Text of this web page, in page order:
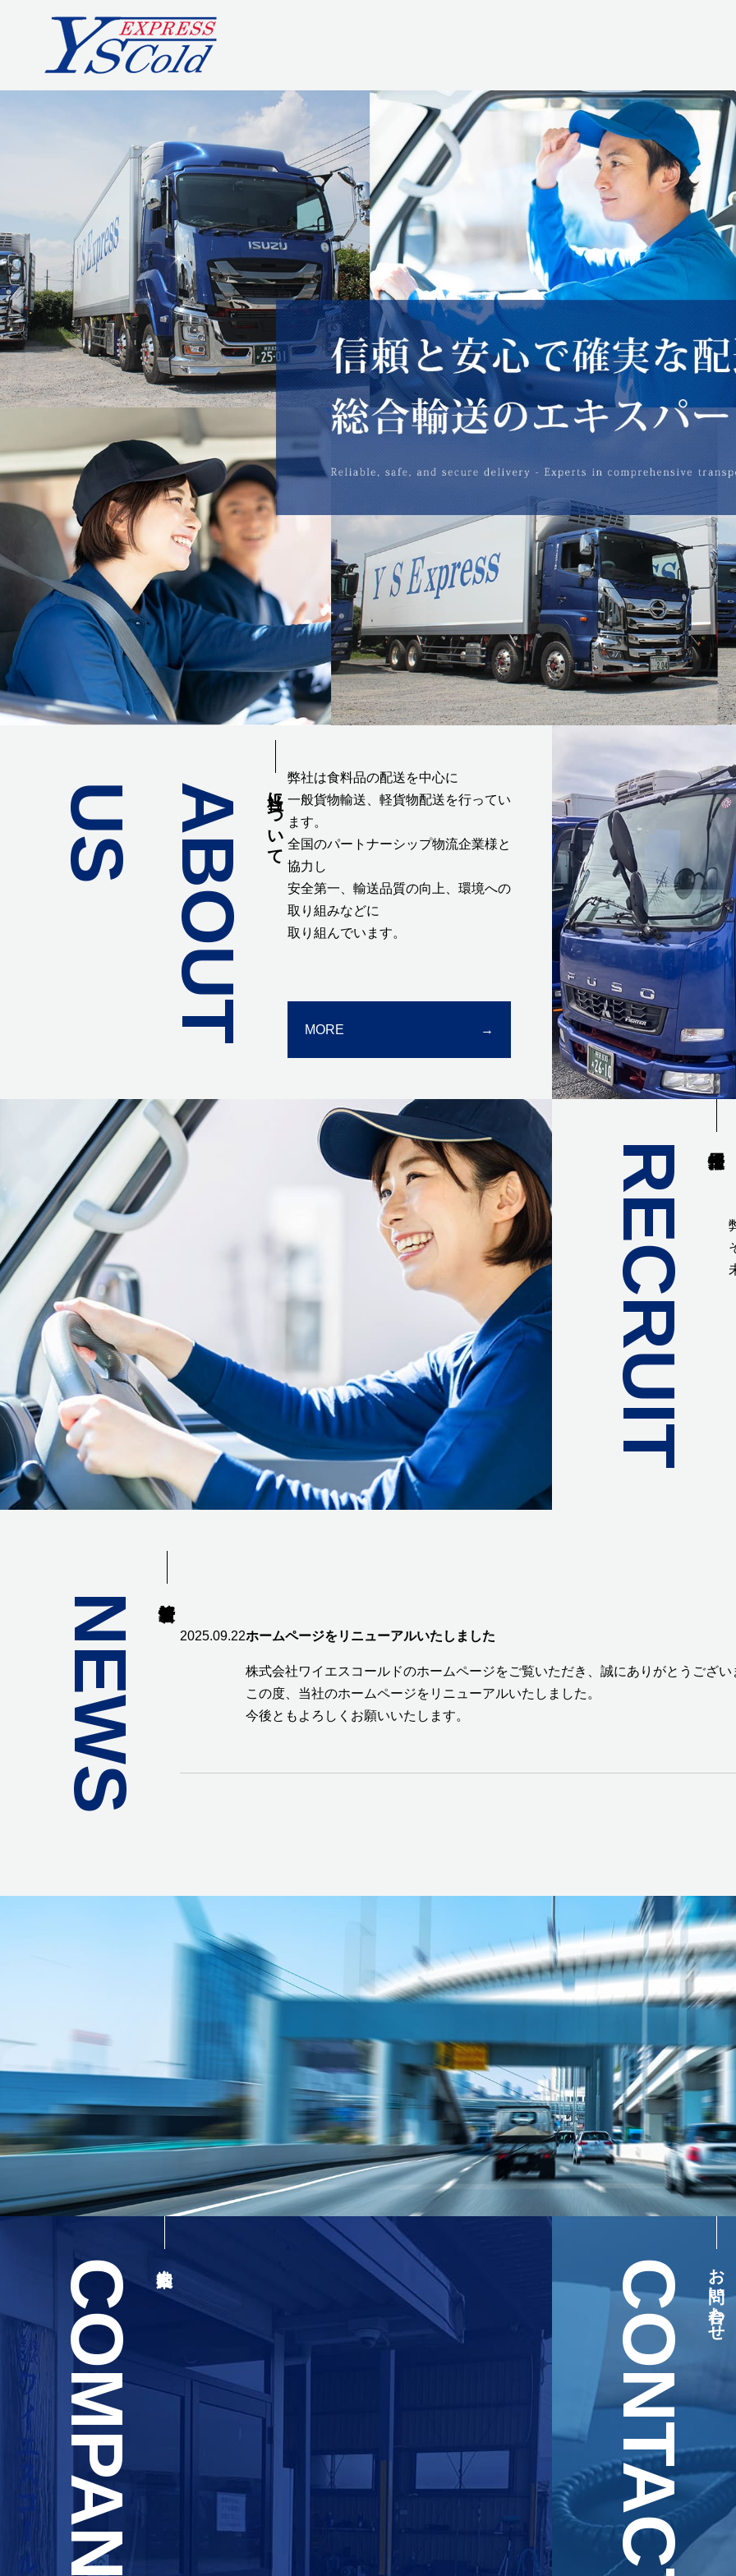
当社について
A
B
O
U
T
U
S
弊社は食料品の配送を中心に
一般貨物輸送、軽貨物配送を行ってい
ます。
全国のパートナーシップ物流企業様と
協力し
安全第一、輸送品質の向上、環境への
取り組みなどに
取り組んでいます。
MORE
RECRUIT
NEWS 2025.09.22ホームページをリニューアルいたしました
株式会社ワイエスコールドのホームページをご覧いただき、誠にありがとうござい
この度、当社のホームページをリニューアルいたしました。
今後ともよろしくお願いいたします。
COMPANY お問い合わせ
CONTACT